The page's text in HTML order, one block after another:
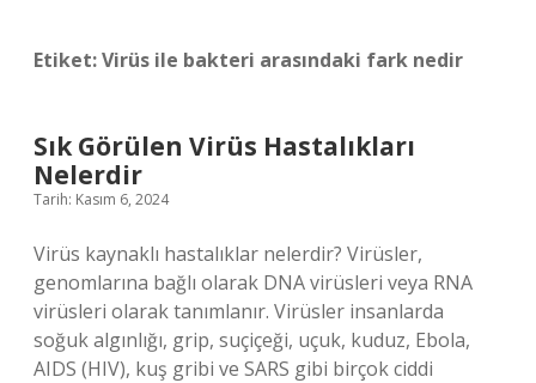
Etiket:Virüs ile bakteri arasındaki fark nedir
Sık Görülen Virüs Hastalıkları
Nelerdir
Tarih: Kasım 6, 2024
Virüs kaynaklı hastalıklar nelerdir? Virüsler,
genomlarına bağlı olarak DNA virüsleri veya RNA
virüsleri olarak tanımlanır. Virüsler insanlarda
soğuk algınlığı, grip, suçiçeği, uçuk, kuduz, Ebola,
AIDS (HIV), kuş gribi ve SARS gibi birçok ciddi